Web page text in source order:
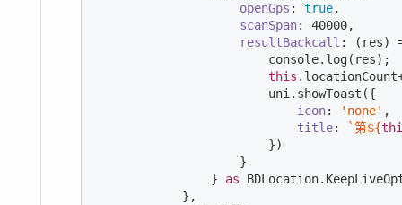
openGps : true,
scanSpan: 40000,
resultBackcall : ( res)
console.log(res);
this
                        uni.showToast({
icon: 'none' ,
title: `第${
                        })
                    }
                }
as
            },